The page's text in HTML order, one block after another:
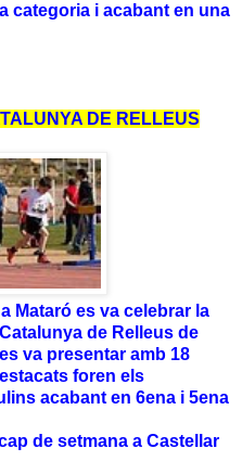
categoria i acabant en una
DE RELLEUS
Mataró es va celebrar la
de Relleus de
va presentar amb 18
foren els
acabant en 6ena i 5ena
de setmana a Castellar